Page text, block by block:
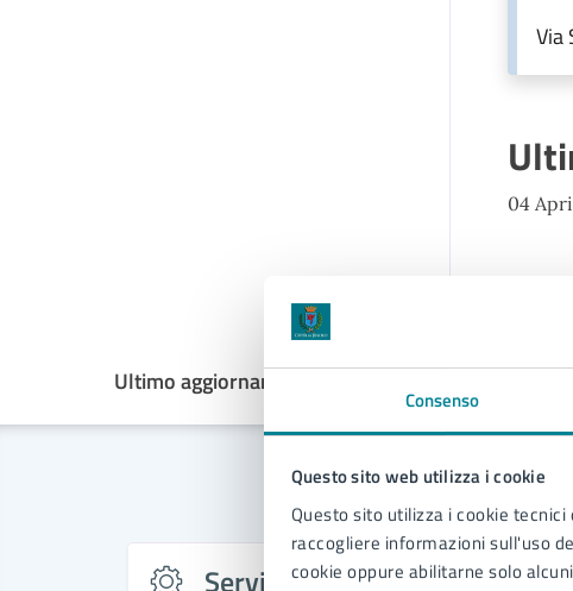
Consenso
Questo sito web utilizza i cookie
Questo sito utilizza i cookie
raccogliere informazioni sull'uso
cookie oppure abilitarne solo
Via
04
Ultimo aggiornamento:
Servizi